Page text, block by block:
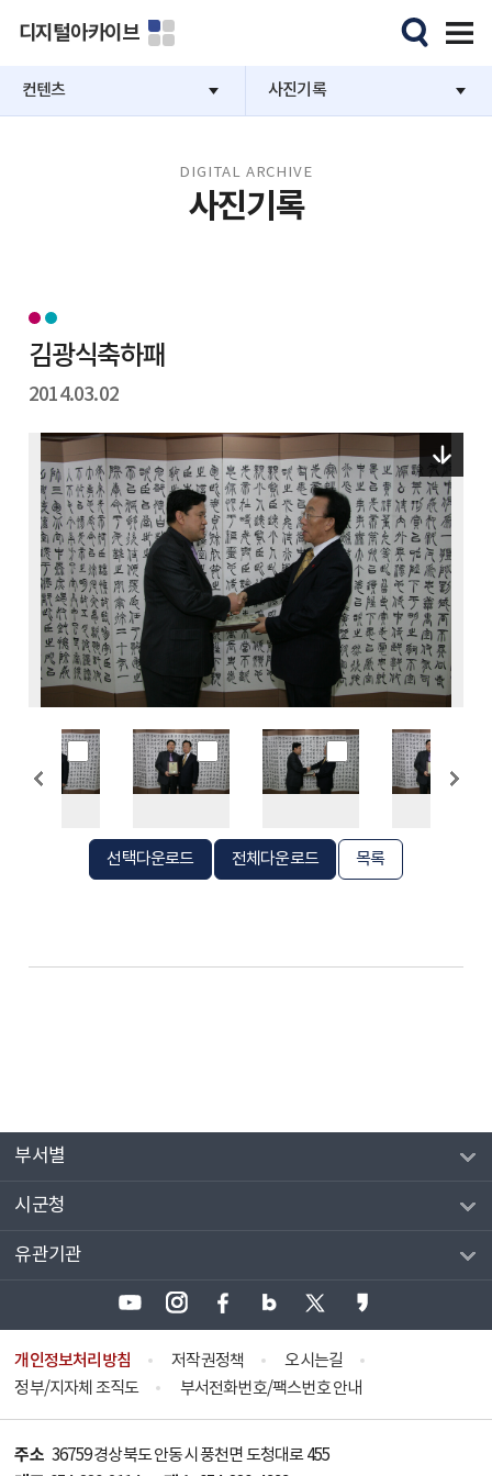
디지털아카이브
컨텐츠 사진기록
DIGITAL ARCHIVE
사진기록
김광식축하패
2014.03.02
선택다운로드 전체다운로드 목록
부서별
시군청
유관기관
개인정보처리방침 저작권정책
오시는길
정부/지자체 조직도
부서전화번호/팩스번호 안내
주소 36759 경상북도 안동시 풍천면 도청대로 455